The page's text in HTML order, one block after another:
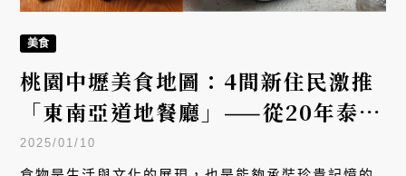
美食
桃園中壢美食地圖：4間新住民激推
「東南亞道地餐廳」——從20年泰式
老店到越南網紅主廚的家鄉味
2025/01/10